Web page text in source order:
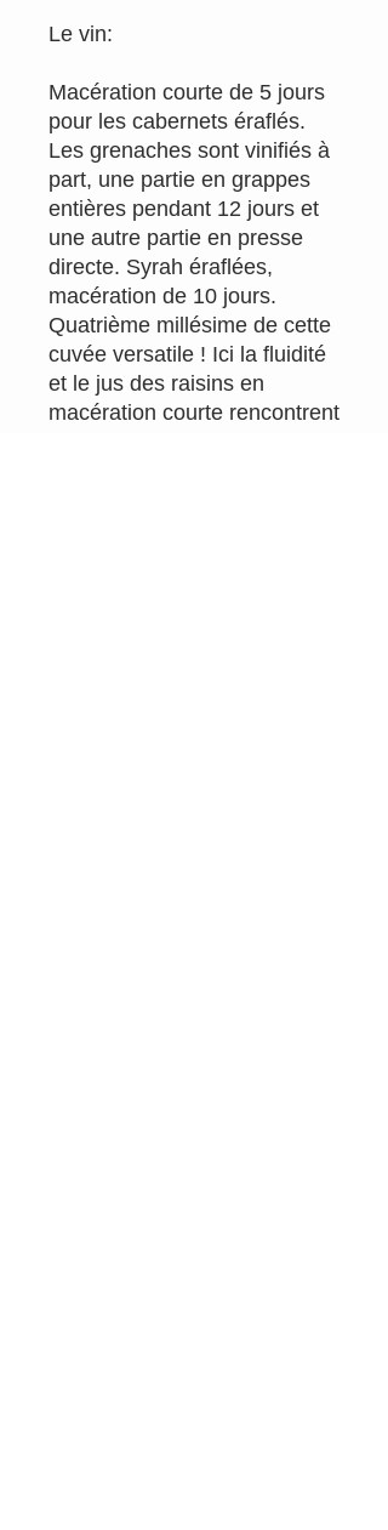
Le vin:
Macération courte de 5 jours
pour les cabernets éraflés.
Les grenaches sont vinifiés à
part, une partie en grappes
entières pendant 12 jours et
une autre partie en presse
directe. Syrah éraflées,
macération de 10 jours.
Quatrième millésime de cette
cuvée versatile ! Ici la fluidité
et le jus des raisins en
macération courte rencontrent